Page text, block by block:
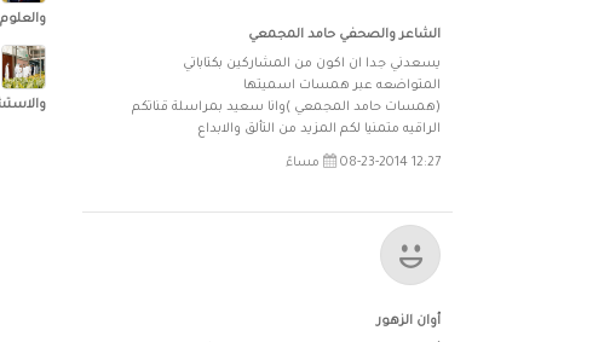
الشاعر والصحفي حامد المجمعي
يسعدني جدا ان اكون من المشاركين بكتاباتي
(همسات حامد المجمعي )وانا سعيد بمراسلة قناتكم
الراقيه متمنيا لكم المزيد من التألق والابداع
08-23-2014 12:27 مساءً
أوان الزهور
والعلوم